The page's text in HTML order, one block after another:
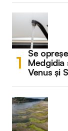
Se
Medgidia
Venus și